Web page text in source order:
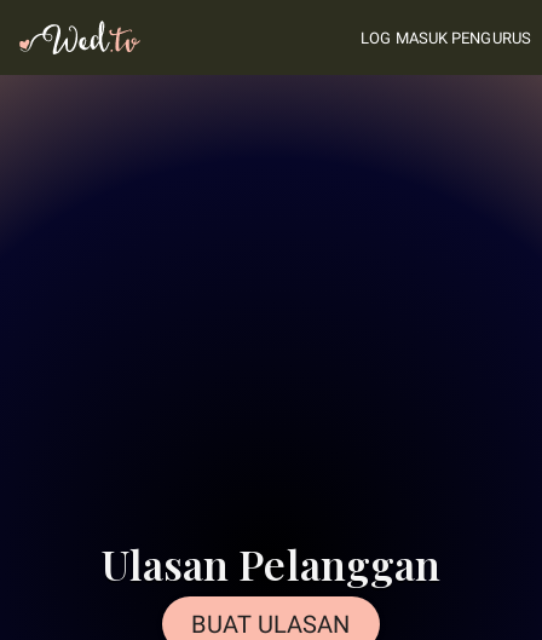
LOG MASUK PENGURUS
Ulasan Pelanggan
BUAT ULASAN